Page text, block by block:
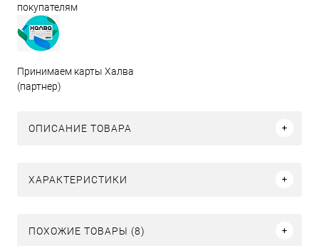
покупателям
Принимаем карты Халва
(партнер)
ОПИСАНИЕ ТОВАРА
ХАРАКТЕРИСТИКИ
ПОХОЖИЕ ТОВАРЫ (8)